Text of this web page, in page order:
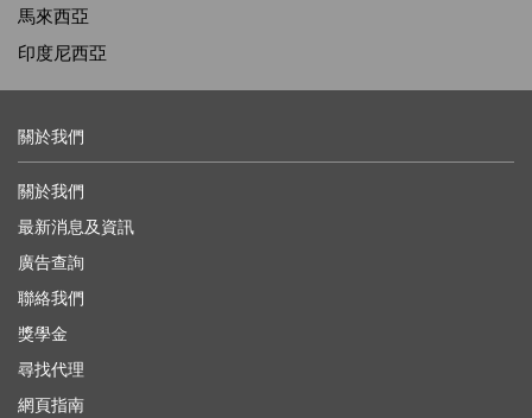
馬來西亞
印度尼西亞
關於我們
關於我們
最新消息及資訊
廣告查詢
聯絡我們
獎學金
尋找代理
網頁指南